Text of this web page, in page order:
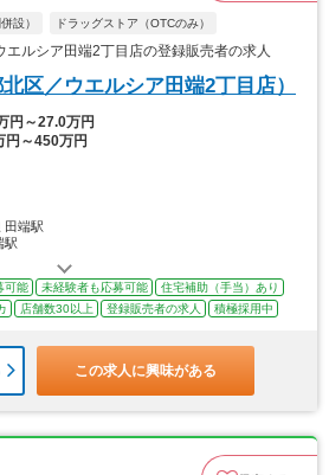
設） ドラッグストア（OTCのみ）
ルシア田端2丁目店の登録販売者の求人
区／ウエルシア田端2丁目店）
円～27.0万円
円～450万円
田端駅
駅
可能 未経験者も応募可能
住宅補助（手当）あり
店舗数30以上 登録販売者の求人 積極採用中
この求人に興味がある